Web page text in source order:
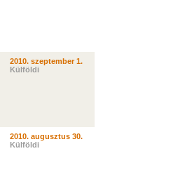
2010. szeptember 1.
Külföldi
2010. augusztus 30.
Külföldi